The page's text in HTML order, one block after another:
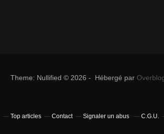
Theme: Nullified © 2026 - Hébergé par
Top articles Contact Signaler un abus C.G.U.